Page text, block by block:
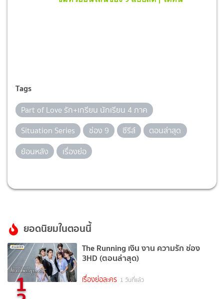
Tags
Part of Love รัก+เกรียน นักเรียน 4 ภาค
Situation Series
ช่อง 9 ซีรีส์
ตอนล่าสุด
ย้อนหลัง
เรื่องย่อ
ยอดนิยมในตอนนี้
1
The Running เงิน งาน ความรัก ช่อง
3HD (ตอนล่าสุด)
เรื่องย่อละคร 1 วันที่แล้ว